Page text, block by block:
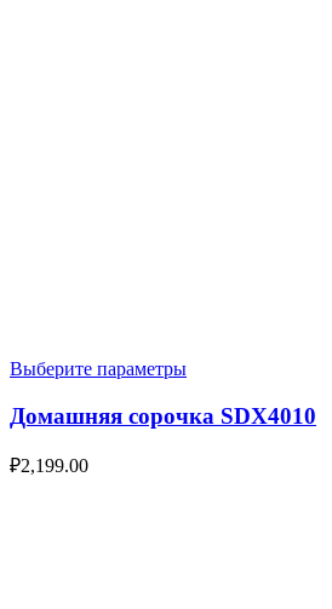
Выберите параметры
Домашняя сорочка SDX4010
₽2,199.00